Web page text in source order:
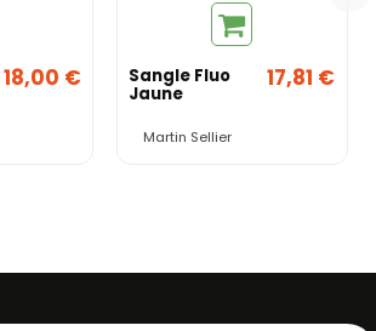
18,00 € Sangle Fluo
Jaune
Martin Sellier
17,81 €